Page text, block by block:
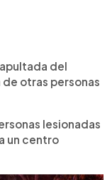
del
otras personas
lesionadas
un centro